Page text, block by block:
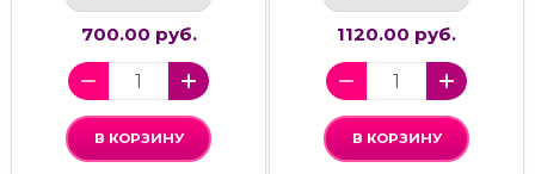
700.00 руб.
В КОРЗИНУ
1120.00 руб.
В КОРЗИНУ